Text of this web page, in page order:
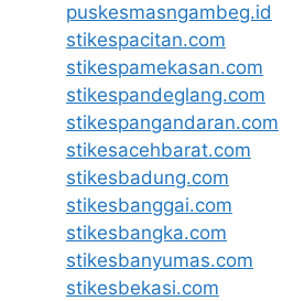
puskesmasngambeg.id
stikespacitan.com
stikespamekasan.com
stikespandeglang.com
stikespangandaran.com
stikesacehbarat.com
stikesbadung.com
stikesbanggai.com
stikesbangka.com
stikesbanyumas.com
stikesbekasi.com